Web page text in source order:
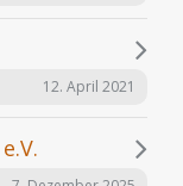
12. April 2021